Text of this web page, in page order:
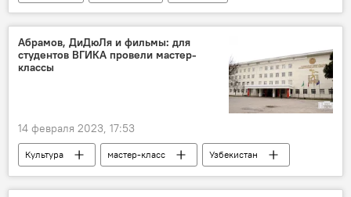
оружие
нло
Абрамов, ДиДюЛя и фильмы: для
студентов ВГИКА провели мастер-
классы
14 февраля 2023, 17:53
Культура мастер-класс
Узбекистан
Ташкент
студенты